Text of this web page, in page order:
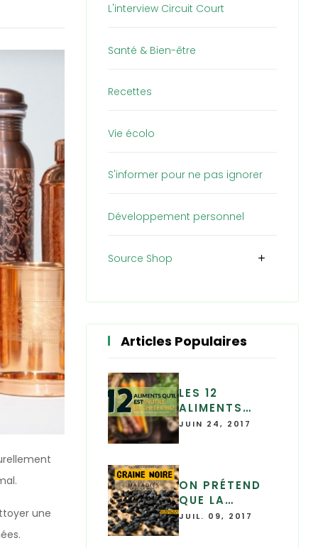
une
L'interview Circuit Court
Santé & Bien-être
Recettes
Vie écolo
S'informer pour ne pas ignorer
Développement personnel
Source Shop add
Articles Populaires
LES 12
ALIMENTS
QU'IL EST
JUIN 24, 2017
ON PRÉTEND
QUE LA
GRAINE NOIRE
JUIL. 09, 2017